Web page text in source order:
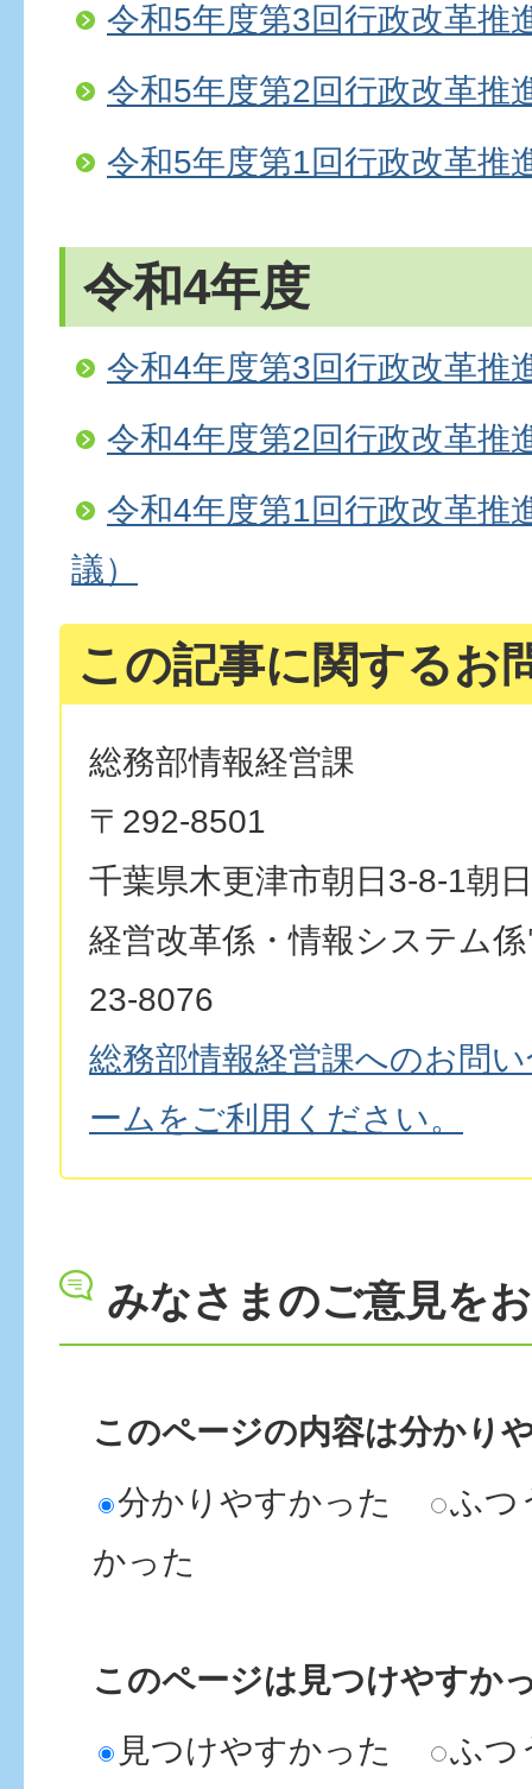
令和5年度第3回行政改革推
令和5年度第2回行政改革推
令和5年度第1回行政改革推
令和4年度
令和4年度第3回行政改革推
令和4年度第2回行政改革推
令和4年度第1回行政改革推
議）
この記事に関するお
総務部情報経営課
〒292-8501
千葉県木更津市朝日3-8-1朝
経営改革係・情報システム
23-8076
総務部情報経営課へのお問
ームをご利用ください。
みなさまのご意見を
このページの内容は分かり
分かりやすかった
ふつ
かった
このページは見つけやすか
見つけやすかった
ふつ